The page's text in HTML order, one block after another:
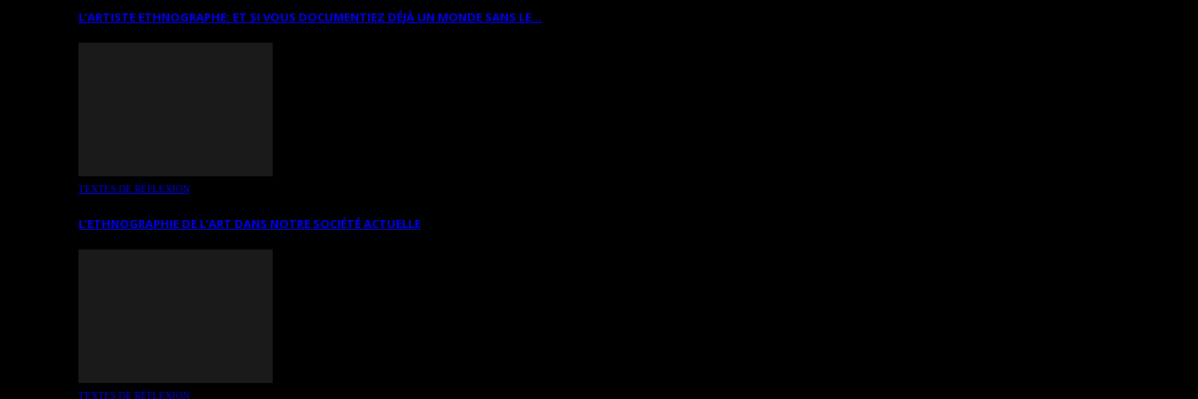
L’ARTISTE ETHNOGRAPHE: ET SI VOUS DOCUMENTIEZ DÉJÀ UN MONDE SANS LE…
TEXTES DE RÉFLEXION
L’ETHNOGRAPHIE DE L’ART DANS NOTRE SOCIÉTÉ ACTUELLE
TEXTES DE RÉFLEXION